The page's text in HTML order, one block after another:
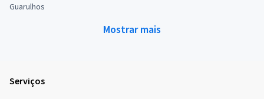
Guarulhos
Mostrar mais
Serviços